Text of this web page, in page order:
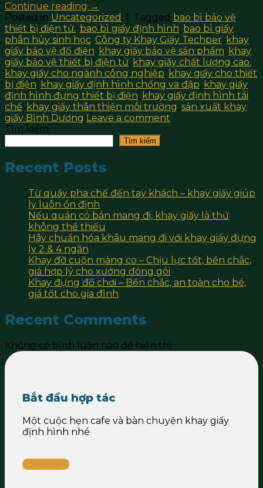
Continue reading →
Posted in Uncategorized Tagged bao bì bảo vệ
thiết bị điện tử., bao bì giấy định hình, bao bì giấy
phân hủy sinh học, Công ty Khay Giấy Techper, khay
giấy bảo vệ đồ điện, khay giấy bảo vệ sản phẩm, khay
giấy bảo vệ thiết bị điện tử, khay giấy chất lượng cao.,
khay giấy cho ngành công nghiệp, khay giấy cho thiết
bị điện, khay giấy định hình chống va đập, khay giấy
định hình đựng thiết bị điện, khay giấy định hình tái
chế, khay giấy thân thiện môi trường, sản xuất khay
giấy Bình Dương Leave a comment
Tìm kiếm
Tìm kiếm
Recent Posts
Từ quầy pha chế đến tay khách – khay giấy giúp
ly luôn ổn định
Nếu quán có bán mang đi, khay giấy là thứ
không thể thiếu
Hãy chuẩn hóa khâu mang đi với khay giấy đựng
ly 2 & 4 ngăn
Khay đỡ cuộn màng co – Chịu lực tốt, bền chắc,
giá hợp lý cho xưởng đóng gói
Khay đựng đồ chơi – Bền chắc, an toàn cho bé,
giá tốt cho gia đình
Recent Comments
Không có bình luận nào để hiển thị.
Bắt đầu hợp tác
Một cuộc hẹn cafe và bàn chuyện khay giấy
định hình nhé
Gửi e-mail